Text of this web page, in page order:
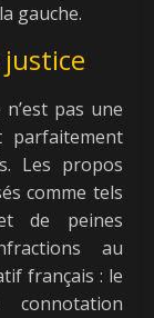
gauche.
justice
pas une
parfaitement
Les propos
comme tels
de peines
au
français : le